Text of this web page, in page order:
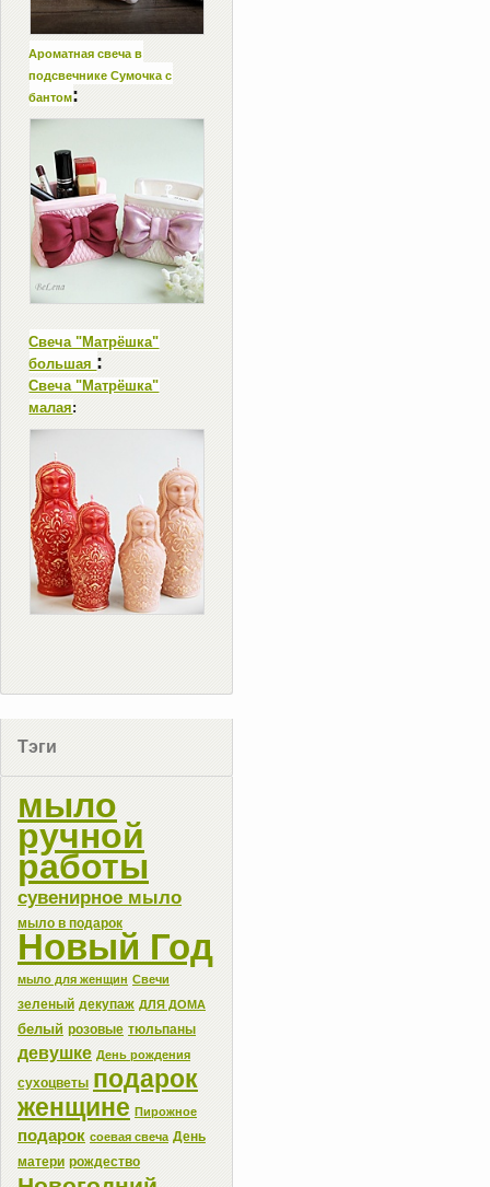
Ароматная свеча в
подсвечнике Сумочка с
бантом:
Свеча "Матрёшка"
большая :
Свеча "Матрёшка"
малая:
Тэги
мыло
ручной
работы
сувенирное мыло
мыло в подарок
Новый Год
мыло для женщин Свечи
зеленый декупаж ДЛЯ ДОМА
белый розовые тюльпаны
девушке День рождения
сухоцветы подарок
женщине Пирожное
подарок соевая свеча День
матери рождество